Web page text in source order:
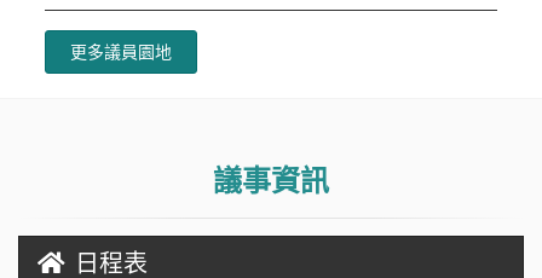
更多議員園地
議事資訊
日程表